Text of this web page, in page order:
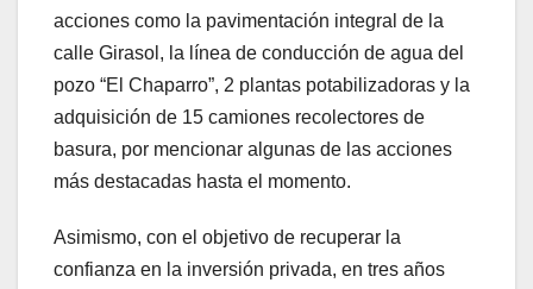
acciones como la pavimentación integral de la
calle Girasol, la línea de conducción de agua del
pozo “El Chaparro”, 2 plantas potabilizadoras y la
adquisición de 15 camiones recolectores de
basura, por mencionar algunas de las acciones
más destacadas hasta el momento.
Asimismo, con el objetivo de recuperar la
confianza en la inversión privada, en tres años